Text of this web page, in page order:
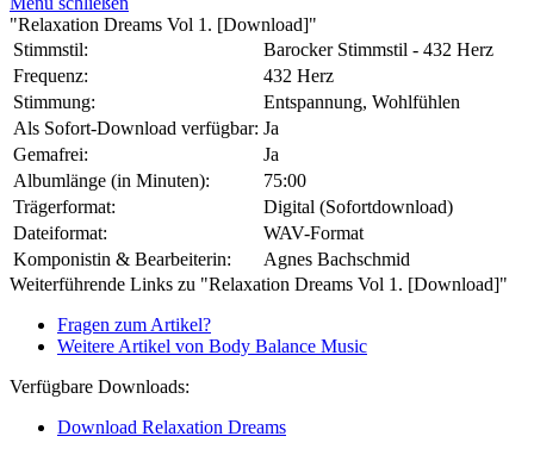
"Relaxation Dreams Vol 1. [Download]"
Stimmstil:
Barocker Stimmstil - 432 Herz
Frequenz:
432 Herz
Stimmung:
Entspannung, Wohlfühlen
Als Sofort-Download verfügbar: Ja
Gemafrei:
Ja
Albumlänge (in Minuten):
75:00
Trägerformat:
Digital (Sofortdownload)
Dateiformat:
WAV-Format
Komponistin & Bearbeiterin:
Agnes Bachschmid
Weiterführende Links zu "Relaxation Dreams Vol 1. [Download]"
Fragen zum Artikel?
Weitere Artikel von Body Balance Music
Verfügbare Downloads:
Download Relaxation Dreams